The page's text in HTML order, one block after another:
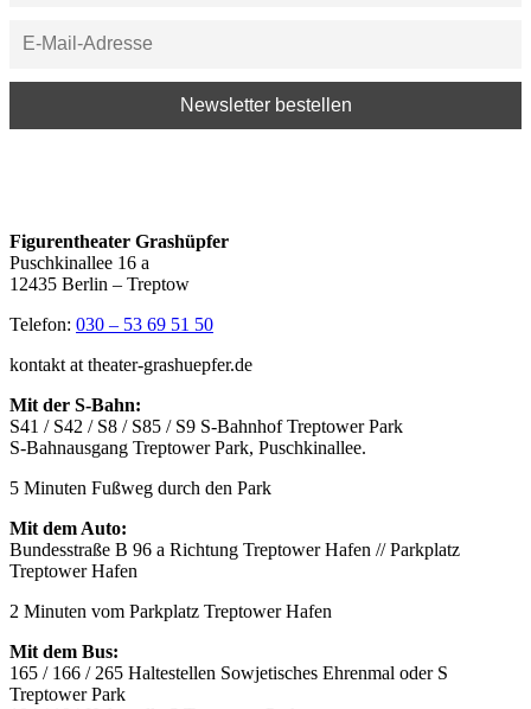
Figurentheater Grashüpfer
Puschkinallee 16 a
12435 Berlin – Treptow
Telefon: 030 – 53 69 51 50
kontakt at theater-grashuepfer.de
Mit der S-Bahn:
S41 / S42 / S8 / S85 / S9 S-Bahnhof Treptower Park
S-Bahnausgang Treptower Park, Puschkinallee.
5 Minuten Fußweg durch den Park
Mit dem Auto:
Bundesstraße B 96 a Richtung Treptower Hafen // Parkplatz
Treptower Hafen
2 Minuten vom Parkplatz Treptower Hafen
Mit dem Bus:
165 / 166 / 265 Haltestellen Sowjetisches Ehrenmal oder S
Treptower Park